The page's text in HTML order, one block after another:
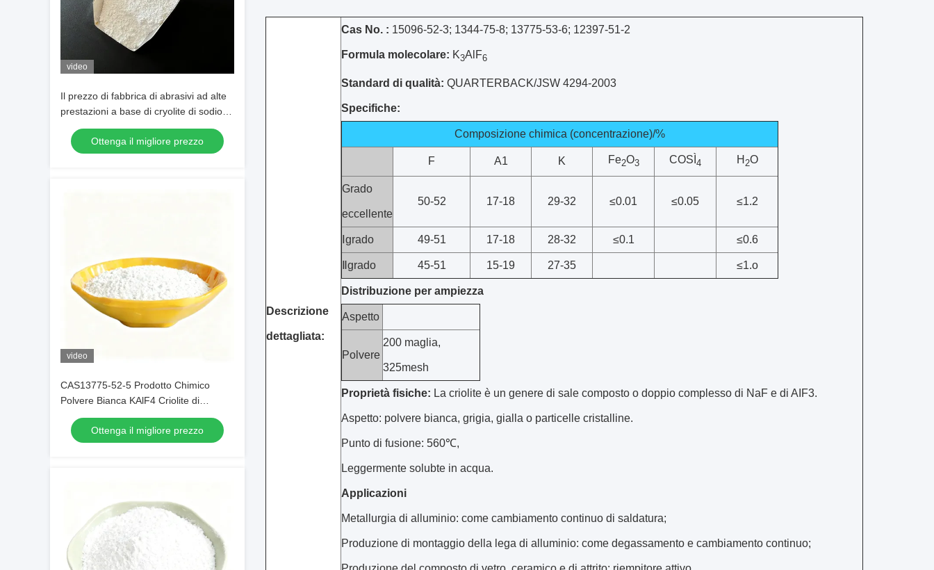
video
Il prezzo di fabbrica di abrasivi ad alte
prestazioni a base di cryolite di sodio
bianco puro per la produzione
industrialeOttenga il migliore prezzo
video
CAS13775-52-5 Prodotto Chimico
Polvere Bianca KAlF4 Criolite di
Potassio - Sbloccando il Potenziale
nelle Industrie Chimiche
Ottenga il migliore prezzo
Descrizione
dettagliata:
Cas No. : 15096-52-3; 1344-75-8; 13775-53-6; 12397-51-2
Formula molecolare: K3AlF6
Standard di qualità: QUARTERBACK/JSW 4294-2003
Specifiche:
Composizione chimica (concentrazione)/%
F A1 K Fe2O3 COSÌ 4 H 2O
Grado
eccellente
50-52 17-18 29-32 ≤0.01 ≤0.05 ≤1.2
Ⅰgrado 49-51 17-18 28-32 ≤0.1 ≤0.6
Ⅱgrado 45-51 15-19 27-35 ≤1.o
Distribuzione per ampiezza
Aspetto
Polvere
200 maglia,
325mesh
Proprietà fisiche: La criolite è un genere di sale composto o doppio complesso di NaF e di AIF3.
Aspetto: polvere bianca, grigia, gialla o particelle cristalline.
Punto di fusione: 560℃,
Leggermente solubte in acqua.
Applicazioni
Metallurgia di alluminio: come cambiamento continuo di saldatura;
Produzione di montaggio della lega di alluminio: come degassamento e cambiamento continuo;